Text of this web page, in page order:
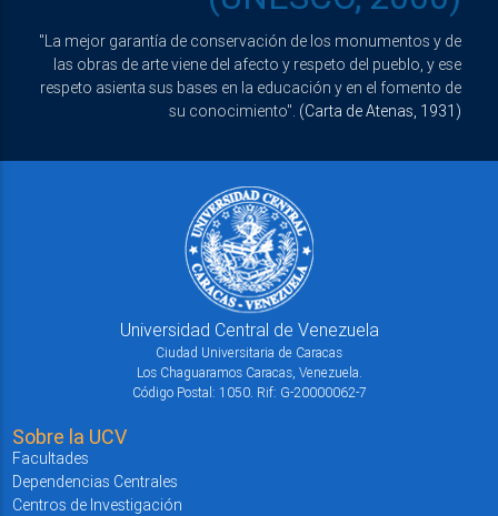
"La mejor garantía de conservación de los monumentos y de
las obras de arte viene del afecto y respeto del pueblo, y ese
respeto asienta sus bases en la educación y en el fomento de
su conocimiento". (Carta de Atenas, 1931)
Universidad Central de Venezuela
Ciudad Universitaria de Caracas
Los Chaguaramos Caracas, Venezuela.
Código Postal: 1050. Rif: G-20000062-7
Sobre la UCV
Facultades
Dependencias Centrales
Centros de Investigación